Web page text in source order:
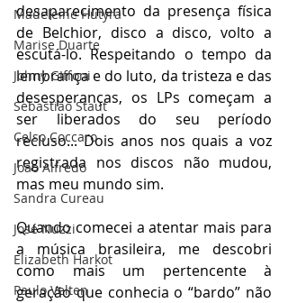
Madeleine Hutyra
Marise Duarte
Johny GIffoni
Sebastião Staut
Celso Coccaro
João Alfredo
Sandra Cureau
José Nuzzi
Elizabeth Harkot
Paulo Velten
desaparecimento da presença física
de Belchior, disco a disco, volto a
escutá-lo. Respeitando o tempo da
lembrança e do luto, da tristeza e das
desesperanças, os LPs começam a
ser liberados do seu período
recluso... Dois anos nos quais a voz
registrada nos discos não mudou,
mas meu mundo sim.
Quando comecei a atentar mais para
a música brasileira, me descobri
como mais um pertencente à
geração que conhecia o “bardo” não